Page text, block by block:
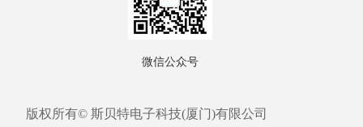
微信公众号
版权所有© 斯贝特电子科技(厦门)有限公司